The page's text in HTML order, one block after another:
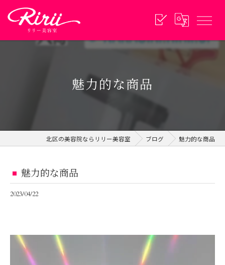
魅力的な商品
北区の美容院ならリリー美容室 ブログ 魅力的な商品
魅力的な商品
2023/04/22